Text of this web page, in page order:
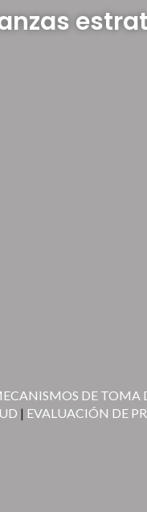
DE TOMA
| EVALUACIÓN DE